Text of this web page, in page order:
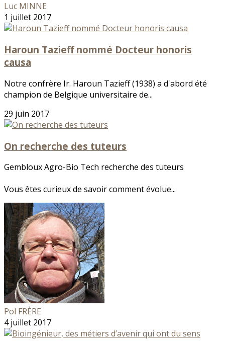
Luc MINNE
1 juillet 2017
Haroun Tazieff nommé Docteur honoris
causa
Notre confrère Ir. Haroun Tazieff (1938) a d'abord été
champion de Belgique universitaire de...
29 juin 2017
On recherche des tuteurs
Gembloux Agro-Bio Tech recherche des tuteurs
Vous êtes curieux de savoir comment évolue...
Pol FRÈRE
4 juillet 2017